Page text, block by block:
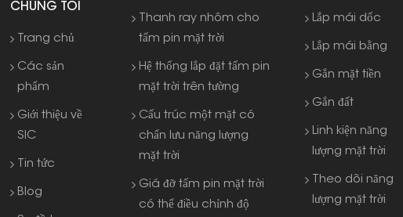
CHÚNG TÔI
Trang chủ
Các sản
phẩm
Giới thiệu về
SIC
Tin tức
Blog
Thanh ray nhôm cho
tấm pin mặt trời
Hệ thống lắp đặt tấm pin
mặt trời trên tường
Cấu trúc một mặt có
chấn lưu năng lượng
mặt trời
Giá đỡ tấm pin mặt trời
có thể điều chỉnh độ
Lắp mái dốc
Lắp mái bằng
Gắn mặt tiền
Gắn đất
Linh kiện năng
lượng mặt trời
Theo dõi năng
lượng mặt trời